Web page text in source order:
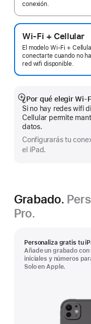
conexión.
Wi-Fi + Cellular
El modelo Wi-Fi +
conectarte cuando no
red wifi disponible.
¿Por qué elegir Wi-
Si no hay redes wifi
Cellular permite
datos.
Configurarás tu
el iPad.
Mostrar
más
Grabado.
Pro.
Personaliza gratis tu
Añade un grabado
iniciales y números
Solo en Apple.